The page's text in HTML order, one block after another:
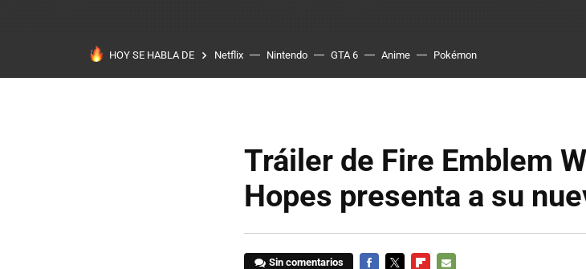
HOY SE HABLA DE Netflix Nintendo GTA 6 Anime Pokémon
Tráiler de Fire Emblem
Hopes presenta a su
Sin comentarios